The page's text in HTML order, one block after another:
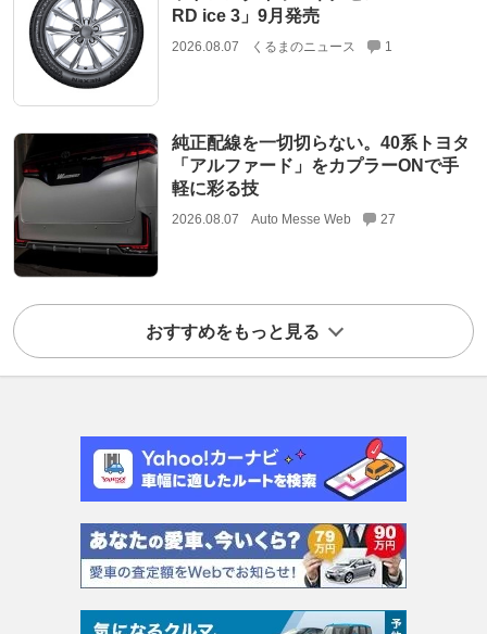
RD ice 3」9月発売
2026.08.07 くるまのニュース 1
純正配線を一切切らない。40系トヨタ
「アルファード」をカプラーONで手
軽に彩る技
2026.08.07 Auto Messe Web 27
おすすめをもっと見る